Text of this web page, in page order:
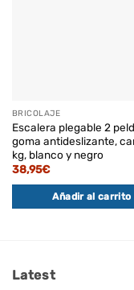
BRICOLAJE
Escalera plegable 2
goma antideslizante,
kg, blanco y negro
38,95€
Añadir al carrito
Latest